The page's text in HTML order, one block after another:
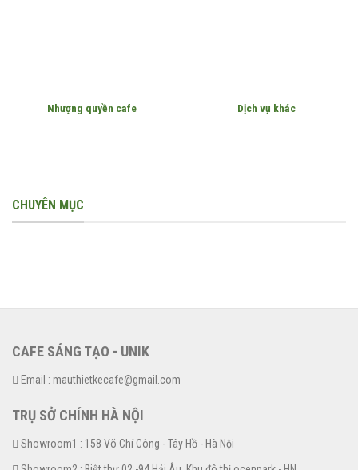
Nhượng quyền cafe Dịch vụ khác
CHUYÊN MỤC
CAFE SÁNG TẠO - UNIK
Email : mauthietkecafe@gmail.com
TRỤ SỞ CHÍNH HÀ NỘI
Showroom1 : 158 Võ Chí Công - Tây Hồ - Hà Nội